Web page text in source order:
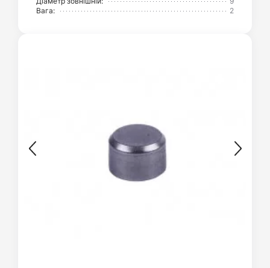
Вага:
2